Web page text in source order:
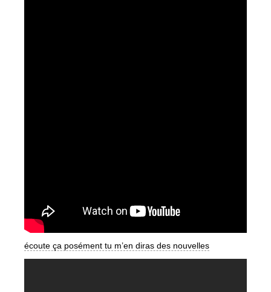
écoute ça posément tu m’en diras des nouvelles